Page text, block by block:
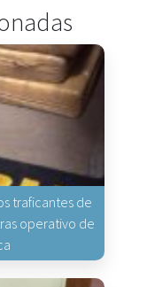
traficantes de
operativo de